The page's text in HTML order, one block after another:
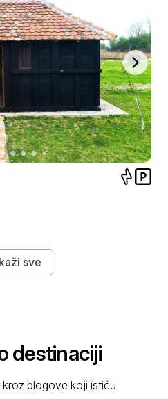
sve
destinaciji
blogove koji ističu